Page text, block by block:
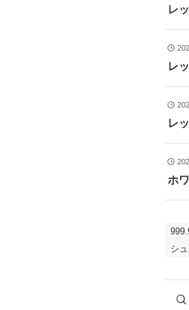
レ
レ
レ
ホ
シ